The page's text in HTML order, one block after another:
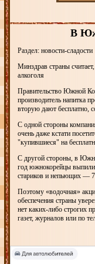
В
Раздел: новости-сладости
Минздрав страны
алкоголя
Правительство Южной
производитель напитка
вторую дают бесплатно,
С одной стороны
очень даже кстати
"купившиеся" на
С другой стороны, в
год южнокорейцы выпили
стариков и непьющих —
Поэтому «водочная»
обеспечения страны
нет каких-либо строгих
газет, журналов или по